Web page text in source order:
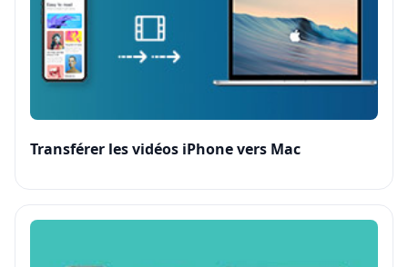
Transférer les vidéos iPhone vers Mac